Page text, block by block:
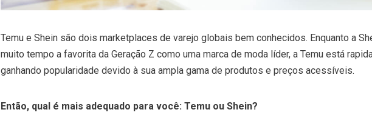
Temu e Shein são dois marketplaces de varejo globais bem conhecidos. Enquanto a
muito tempo a favorita da Geração Z como uma marca de moda líder, a Temu está
ganhando popularidade devido à sua ampla gama de produtos e preços acessíveis.
Então, qual é mais adequado para você: Temu ou Shein?